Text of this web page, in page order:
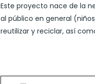
Este proyecto nace de la
al público en general
reutilizar y reciclar, así